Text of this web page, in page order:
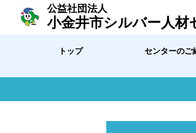
公益社団法人
小金井市シルバー人材
トップ センターのご